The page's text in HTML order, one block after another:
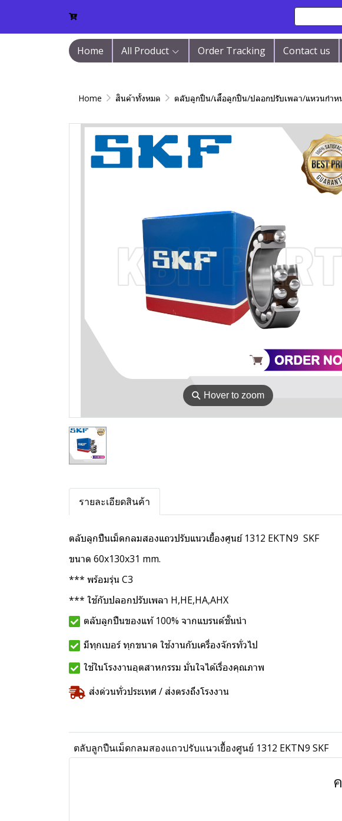
Home All Product Order Tracking Contact us
Home สินค้าทั้งหมด ตลับลูกปืน/เสื้อลูกปืน/ปลอกปรับเพลา/แหวนกำห
⚲ Hover to zoom
รายละเอียดสินค้า
ตลับลูกปืนเม็ดกลมสองแถวปรับแนวเยื้องศูนย์ 1312 EKTN9 SKF
ขนาด 60x130x31 mm.
*** พร้อมรุ่น C3
*** ใช้กับปลอกปรับเพลา H,HE,HA,AHX
ตลับลูกปืนของแท้ 100% จากแบรนด์ชั้นนำ
มีทุกเบอร์ ทุกขนาด ใช้งานกับเครื่องจักรทั่วไป
ใช้ในโรงงานอุตสาหกรรม มั่นใจได้เรื่องคุณภาพ
ส่งด่วนทั่วประเทศ / ส่งตรงถึงโรงงาน
ตลับลูกปืนเม็ดกลมสองแถวปรับแนวเยื้องศูนย์ 1312 EKTN9 SKF